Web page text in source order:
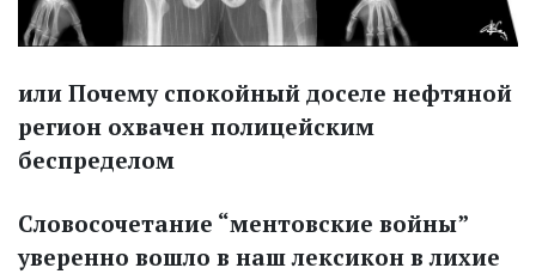
или Почему спокойный доселе нефтяной
регион охвачен полицейским
беспределом
Словосочетание “ментовские войны”
уверенно вошло в наш лексикон в лихие